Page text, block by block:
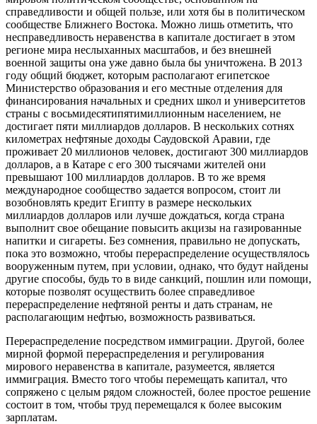
справедливости и общей пользе, или хотя бы в политическом
сообществе Ближнего Востока. Можно лишь отметить, что
несправедливость неравенства в капитале достигает в этом
регионе мира неслыханных масштабов, и без внешней
военной защиты она уже давно была бы уничтожена. В 2013
году общий бюджет, которым располагают египетское
Министерство образования и его местные отделения для
финансирования начальных и средних школ и университетов
страны с восьмидесятипятимиллионным населением, не
достигает пяти миллиардов долларов. В нескольких сотнях
километрах нефтяные доходы Саудовской Аравии, где
проживает 20 миллионов человек, достигают 300 миллиардов
долларов, а в Катаре с его 300 тысячами жителей они
превышают 100 миллиардов долларов. В то же время
международное сообщество задается вопросом, стоит ли
возобновлять кредит Египту в размере нескольких
миллиардов долларов или лучше дождаться, когда страна
выполнит свое обещание повысить акцизы на газированные
напитки и сигареты. Без сомнения, правильно не допускать,
пока это возможно, чтобы перераспределение осуществлялось
вооруженным путем, при условии, однако, что будут найдены
другие способы, будь то в виде санкций, пошлин или помощи,
которые позволят осуществить более справедливое
перераспределение нефтяной ренты и дать странам, не
располагающим нефтью, возможность развиваться.
Перераспределение посредством иммиграции. Другой, более
мирной формой перераспределения и регулирования
мирового неравенства в капитале, разумеется, является
иммиграция. Вместо того чтобы перемещать капитал, что
сопряжено с целым рядом сложностей, более простое решение
состоит в том, чтобы труд перемещался к более высоким
зарплатам.